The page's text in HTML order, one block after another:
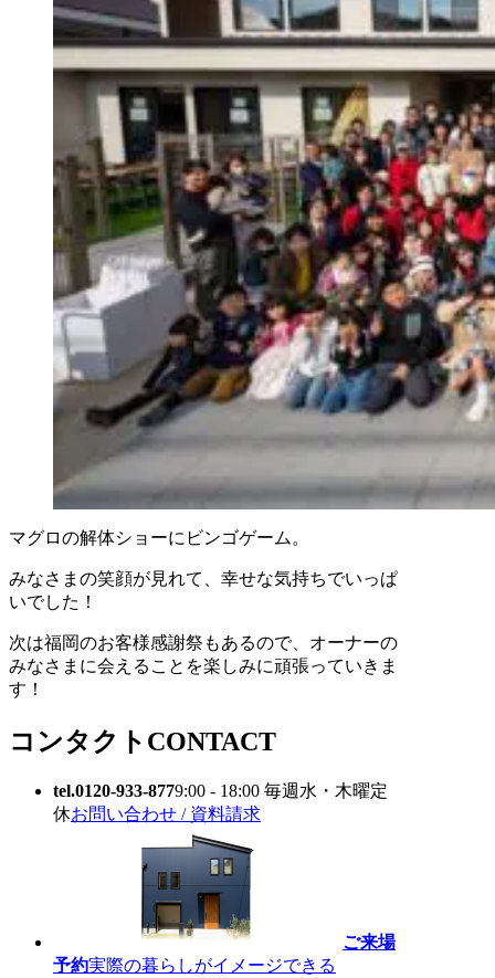
マグロの解体ショーにビンゴゲーム。
みなさまの笑顔が見れて、幸せな気持ちでいっぱ
いでした！
次は福岡のお客様感謝祭もあるので、オーナーの
みなさまに会えることを楽しみに頑張っていきま
す！
コンタクト CONTACT
tel.0120-933-8779:00 - 18:00 毎週水・木曜定
休お問い合わせ / 資料請求
ご来場
予約実際の暮らしがイメージできる